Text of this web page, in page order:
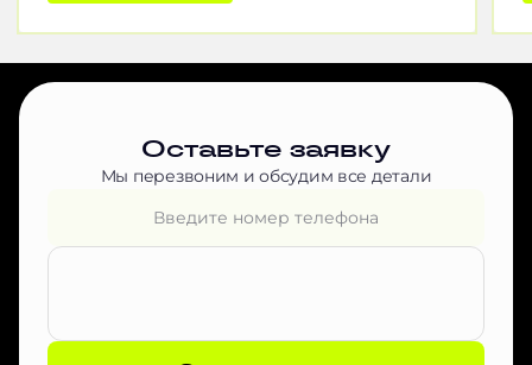
Оставьте заявку
Мы перезвоним и обсудим все детали